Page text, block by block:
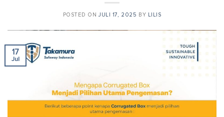
POSTED ONJULI 17, 2025 BY LILIS
17
Jul